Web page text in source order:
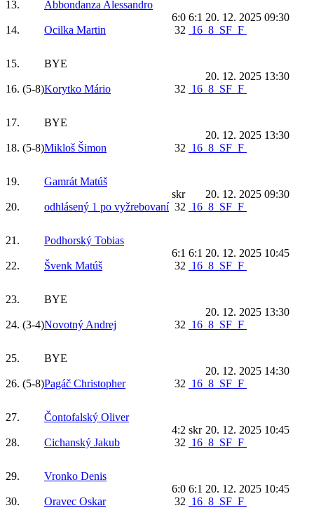
13.
Abbondanza Alessandro
6:0 6:1 20. 12. 2025 09:30
14.
Ocilka Martin 32 16 8 SF F
15.
BYE
20. 12. 2025 13:30
16. (5-8)Korytko Mário 32 16 8 SF F
17.
BYE
20. 12. 2025 13:30
18. (5-8)Mikloš Šimon 32 16 8 SF F
19.
Gamrát Matúš
skr
20. 12. 2025 09:30
20.
odhlásený 1 po vyžrebovaní 32 16 8 SF F
21.
Podhorský Tobias
6:1 6:1 20. 12. 2025 10:45
22.
Švenk Matúš 32 16 8 SF F
23.
BYE
20. 12. 2025 13:30
24. (3-4)Novotný Andrej 32 16 8 SF F
25.
BYE
20. 12. 2025 14:30
26. (5-8)Pagáč Christopher 32 16 8 SF F
27.
Čontofalský Oliver
4:2 skr 20. 12. 2025 10:45
28.
Cichanský Jakub 32 16 8 SF F
29.
Vronko Denis
6:0 6:1 20. 12. 2025 10:45
30.
Oravec Oskar 32 16 8 SF F